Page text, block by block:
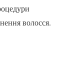
волосся.